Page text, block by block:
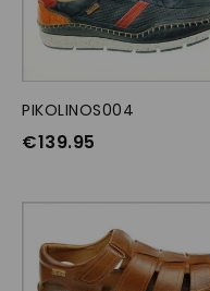
OPTIES SELECTEREN
PIKOLINOS004
€139.95